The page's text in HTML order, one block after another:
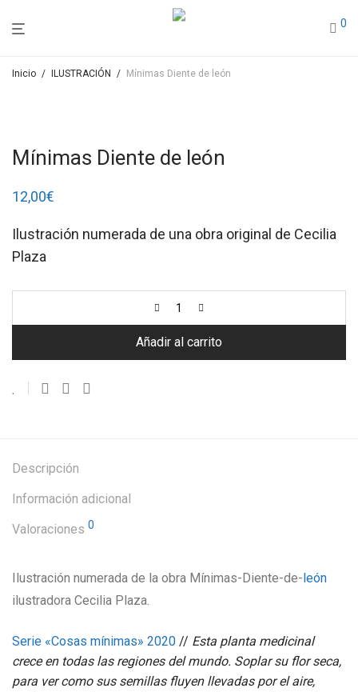
0
Inicio / ILUSTRACIÓN / Mínimas Diente de león
Mínimas Diente de león
12,00€
Ilustración numerada de una obra original de Cecilia
Plaza
Añadir al carrito
Descripción
Información adicional
Valoraciones 0
Ilustración numerada de la obra Mínimas-Diente-de-león
ilustradora Cecilia Plaza.
Serie «Cosas mínimas» 2020 // Esta planta medicinal
crece en todas las regiones del mundo. Soplar su flor seca,
para ver como sus semillas fluyen llevadas por el aire,